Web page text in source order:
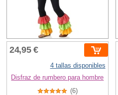
24,95 €
4 tallas disponibles
Disfraz de rumbero para hombre
(6)